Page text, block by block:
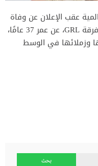
عقب الإعلان عن وفاة
المغنية البريطانية لورين بينيت، عضوة فرقة GRL، عن عمر 37 عامًا،
وزملائها في الوسط